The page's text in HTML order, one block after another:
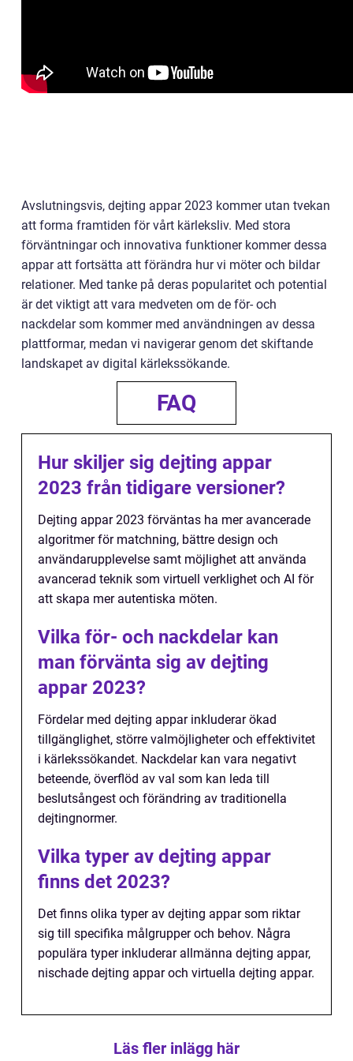
Avslutningsvis, dejting appar 2023 kommer utan tvekan
att forma framtiden för vårt kärleksliv. Med stora
förväntningar och innovativa funktioner kommer dessa
appar att fortsätta att förändra hur vi möter och bildar
relationer. Med tanke på deras popularitet och potential
är det viktigt att vara medveten om de för- och
nackdelar som kommer med användningen av dessa
plattformar, medan vi navigerar genom det skiftande
landskapet av digital kärlekssökande.
FAQ
Hur skiljer sig dejting appar
2023 från tidigare versioner?
Dejting appar 2023 förväntas ha mer avancerade
algoritmer för matchning, bättre design och
användarupplevelse samt möjlighet att använda
avancerad teknik som virtuell verklighet och AI för
att skapa mer autentiska möten.
Vilka för- och nackdelar kan
man förvänta sig av dejting
appar 2023?
Fördelar med dejting appar inkluderar ökad
tillgänglighet, större valmöjligheter och effektivitet
i kärlekssökandet. Nackdelar kan vara negativt
beteende, överflöd av val som kan leda till
beslutsångest och förändring av traditionella
dejtingnormer.
Vilka typer av dejting appar
finns det 2023?
Det finns olika typer av dejting appar som riktar
sig till specifika målgrupper och behov. Några
populära typer inkluderar allmänna dejting appar,
nischade dejting appar och virtuella dejting appar.
Läs fler inlägg här